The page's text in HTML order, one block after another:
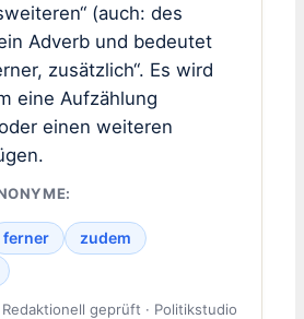
(auch: des
Adverb und bedeutet
zusätzlich“. Es wird
eine Aufzählung
einen weiteren
ferner
zudem
geprüft · Politikstudio